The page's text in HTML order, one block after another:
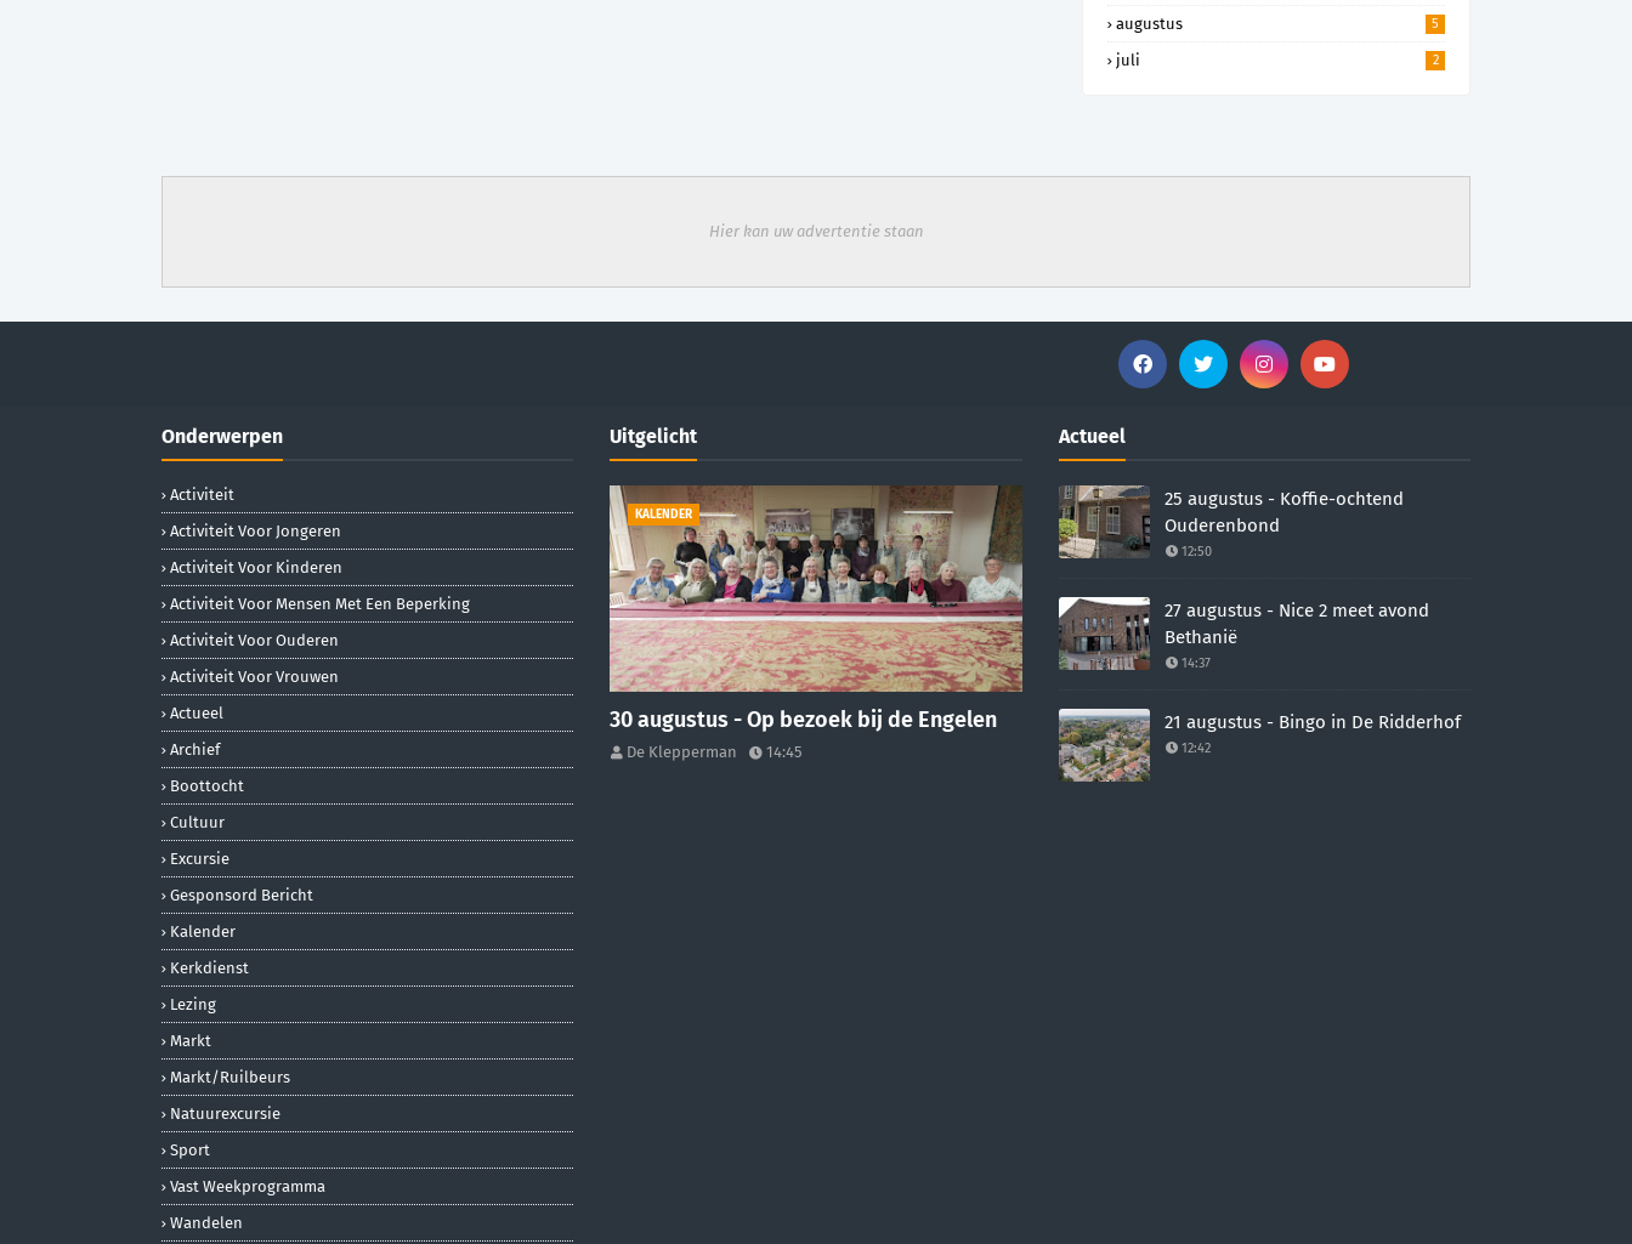
augustus 5
juli 2
Hier kan uw advertentie staan
Onderwerpen
Activiteit
Activiteit Voor Jongeren
Activiteit Voor Kinderen
Activiteit Voor Mensen Met Een Beperking
Activiteit Voor Ouderen
Activiteit Voor Vrouwen
Actueel
Archief
Boottocht
Cultuur
Excursie
Gesponsord Bericht
Kalender
Kerkdienst
Lezing
Markt
Markt/ruilbeurs
Natuurexcursie
Sport
Vast Weekprogramma
Wandelen
Uitgelicht
KALENDER
30 augustus - Op bezoek bij de Engelen
De Klepperman 14:45
Actueel
25 augustus - Koffie-ochtend
Ouderenbond
12:50
27 augustus - Nice 2 meet avond
Bethanië
14:37
21 augustus - Bingo in De Ridderhof
12:42